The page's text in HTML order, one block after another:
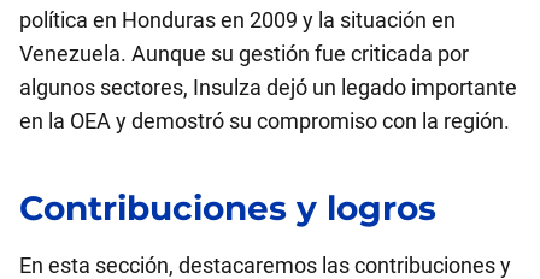
política en Honduras en 2009 y la situación en
Venezuela. Aunque su gestión fue criticada por
algunos sectores, Insulza dejó un legado importante
en la OEA y demostró su compromiso con la región.
Contribuciones y logros
En esta sección, destacaremos las contribuciones y